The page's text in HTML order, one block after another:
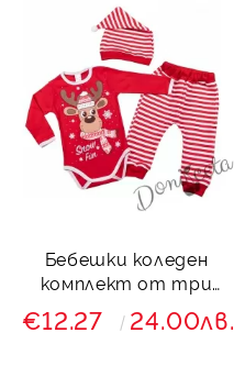
Бебешки коледен
комплект от три
части с еленче
€12.27 24.00лв.